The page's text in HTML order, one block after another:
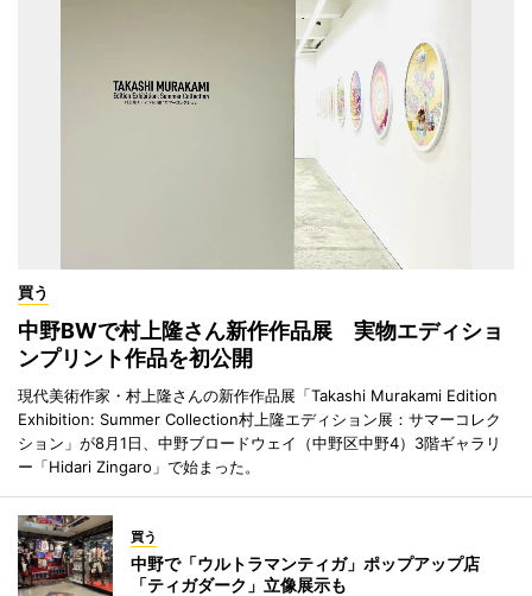
買う
中野BWで村上隆さん新作作品展 実物エディショ
ンプリント作品を初公開
現代美術作家・村上隆さんの新作作品展「Takashi Murakami Edition
Exhibition: Summer Collection村上隆エディション展：サマーコレク
ション」が8月1日、中野ブロードウェイ（中野区中野4）3階ギャラリ
ー「Hidari Zingaro」で始まった。
買う
中野で「ウルトラマンティガ」ポップアップ店
「ティガダーク」立像展示も